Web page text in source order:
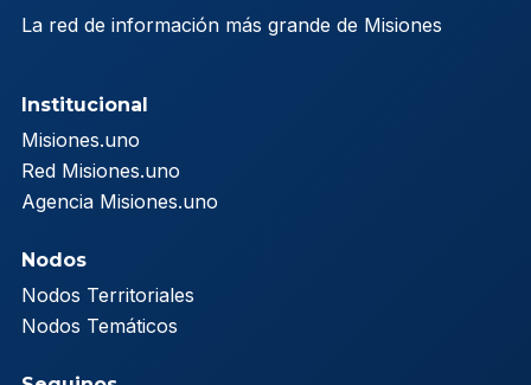
La red de información más grande de Misiones
Institucional
Misiones.uno
Red Misiones.uno
Agencia Misiones.uno
Nodos
Nodos Territoriales
Nodos Temáticos